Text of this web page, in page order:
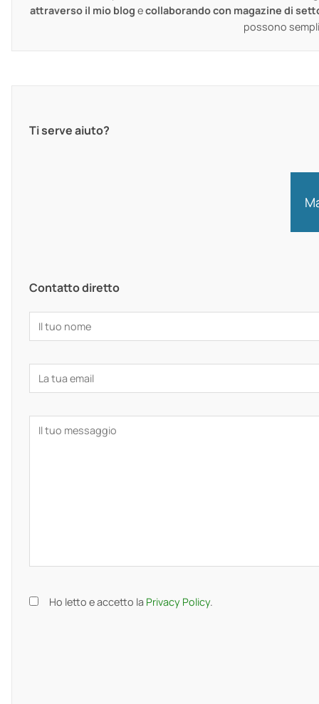
attraverso il mio blog ecollaborando con magazine di
possono
Ti serve aiuto?
Contatto diretto
Ho letto e accetto la Privacy Policy.